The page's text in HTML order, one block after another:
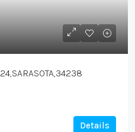
Details